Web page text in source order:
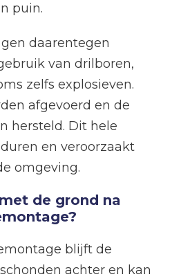
puin.
daarentegen
van drilboren,
zelfs explosieven.
afgevoerd en de
hersteld. Dit hele
en veroorzaakt
omgeving.
de grond na
blijft de
achter en kan